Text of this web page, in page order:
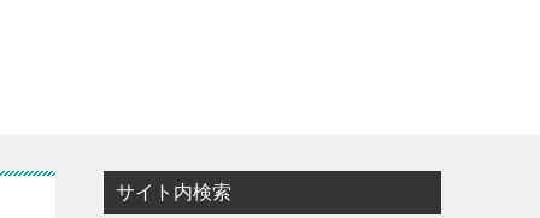
サイト内検索